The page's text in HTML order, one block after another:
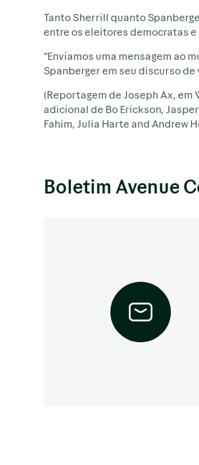
Tanto Sherrill quanto
entre os eleitores democratas
“Enviamos uma mensagem ao
Spanberger em seu discurso de
(Reportagem de Joseph Ax, em
adicional de Bo Erickson,
Fahim, Julia Harte and Andrew
Boletim Avenue